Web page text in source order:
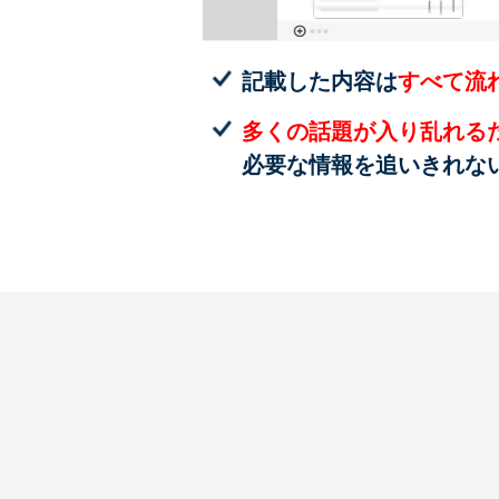
記載した内容はすべて流
多くの話題が入り乱れる
必要な情報を追いきれな